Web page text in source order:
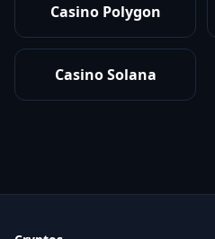
Casino Polygon
Casino Solana